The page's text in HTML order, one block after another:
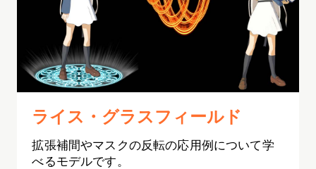
ライス・グラスフィールド
拡張補間やマスクの反転の応用例について学
べるモデルです。